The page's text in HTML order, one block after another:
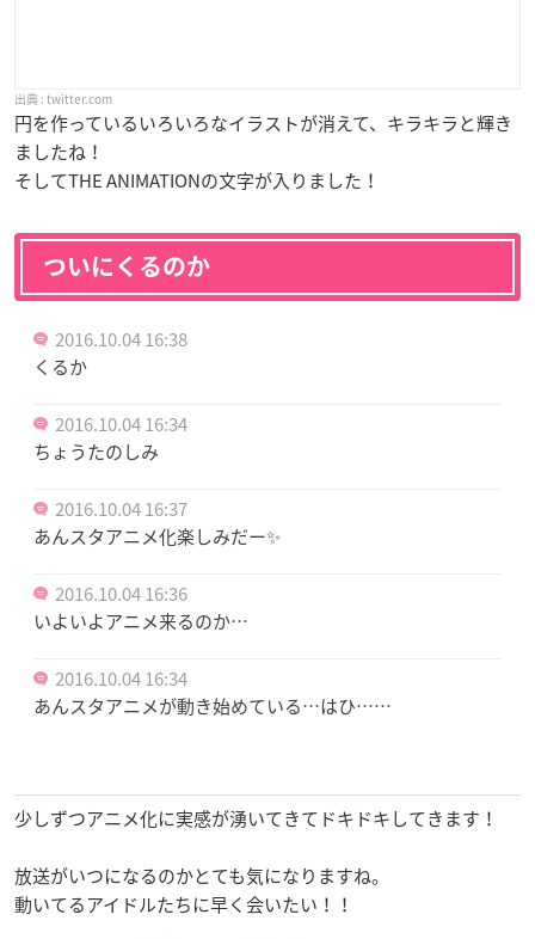
twitter.com
円を作っているいろいろなイラストが消えて、キラキラと輝き
ましたね！
そしてTHE ANIMATIONの文字が入りました！
ついにくるのか
2016.10.04 16:38
くるか
2016.10.04 16:34
ちょうたのしみ
2016.10.04 16:37
あんスタアニメ化楽しみだー✨
2016.10.04 16:36
いよいよアニメ来るのか…
2016.10.04 16:34
あんスタアニメが動き始めている…はひ……
少しずつアニメ化に実感が湧いてきてドキドキしてきます！
放送がいつになるのかとても気になりますね。
動いてるアイドルたちに早く会いたい！！